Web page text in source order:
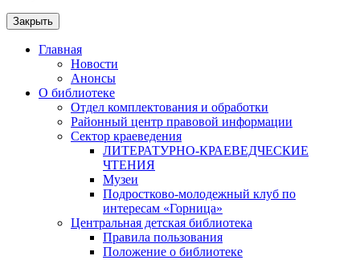
Закрыть
Главная
Новости
Анонсы
О библиотеке
Отдел комплектования и обработки
Районный центр правовой информации
Сектор краеведения
ЛИТЕРАТУРНО-КРАЕВЕДЧЕСКИЕ
ЧТЕНИЯ
Музеи
Подростково-молодежный клуб по
интересам «Горница»
Центральная детская библиотека
Правила пользования
Положение о библиотеке